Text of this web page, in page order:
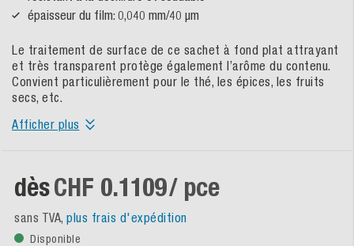
épaisseur du film: 0,040 mm/40 µm
Le traitement de surface de ce sachet à fond plat attrayant
et très transparent protège également l’arôme du contenu.
Convient particulièrement pour le thé, les épices, les fruits
secs, etc.
Afficher plus
dèsCHF 0.1109/ pce
sans TVA, plus frais d'expédition
Disponible